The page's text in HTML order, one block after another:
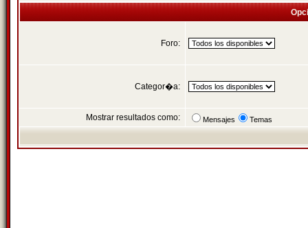
Foro:
Categor�a:
Mostrar resultados como: Mensajes Temas